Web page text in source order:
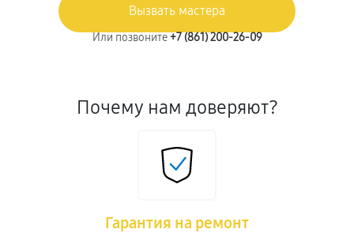
Вызвать мастера
Или позвоните +7 (861) 200-26-09
Почему нам доверяют?
Гарантия на ремонт